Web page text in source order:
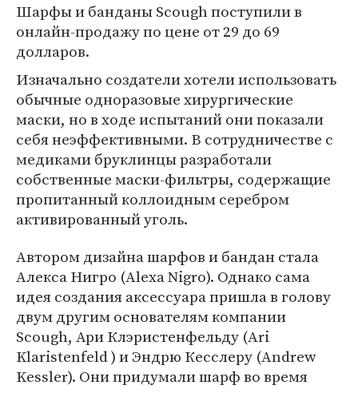
Шарфы и банданы Scough поступили в
онлайн-продажу по цене от 29 до 69
долларов.
Изначально создатели хотели использовать
обычные одноразовые хирургические
маски, но в ходе испытаний они показали
себя неэффективными. В сотрудничестве с
медиками бруклинцы разработали
собственные маски-фильтры, содержащие
пропитанный коллоидным серебром
активированный уголь.
Автором дизайна шарфов и бандан стала
Алекса Нигро (Alexa Nigro). Однако сама
идея создания аксессуара пришла в голову
двум другим основателям компании
Scough, Ари Клэристенфельду (Ari
Klaristenfeld ) и Эндрю Кесслеру (Andrew
Kessler). Они придумали шарф во время